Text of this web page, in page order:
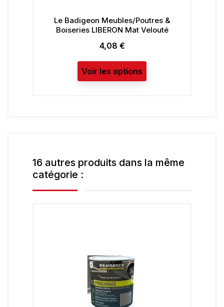
Le Badigeon Meubles/Poutres &
Boiseries LIBERON Mat Velouté
Prix
4,08 €
Voir les options
16 autres produits dans la même
catégorie :